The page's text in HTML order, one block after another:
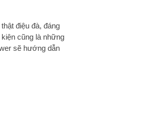
điệu đà, đáng
cũng là những
sẽ hướng dẫn